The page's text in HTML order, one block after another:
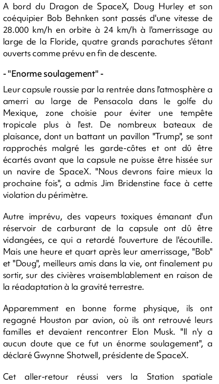
A bord du Dragon de SpaceX, Doug Hurley et son
coéquipier Bob Behnken sont passés d'une vitesse de
28.000 km/h en orbite à 24 km/h à l'amerrissage au
large de la Floride, quatre grands parachutes s'étant
ouverts comme prévu en fin de descente.
- "Enorme soulagement" -
Leur capsule roussie par la rentrée dans l'atmosphère a
amerri au large de Pensacola dans le golfe du
Mexique, zone choisie pour éviter une tempête
tropicale plus à l'est. De nombreux bateaux de
plaisance, dont un battant un pavillon "Trump", se sont
rapprochés malgré les garde-côtes et ont dû être
écartés avant que la capsule ne puisse être hissée sur
un navire de SpaceX. "Nous devrons faire mieux la
prochaine fois", a admis Jim Bridenstine face à cette
violation du périmètre.
Autre imprévu, des vapeurs toxiques émanant d'un
réservoir de carburant de la capsule ont dû être
vidangées, ce qui a retardé l'ouverture de l'écoutille.
Mais une heure et quart après leur amerrissage, "Bob"
et "Doug", meilleurs amis dans la vie, ont finalement pu
sortir, sur des civières vraisemblablement en raison de
la réadaptation à la gravité terrestre.
Apparemment en bonne forme physique, ils ont
regagné Houston par avion, où ils ont retrouvé leurs
familles et devaient rencontrer Elon Musk. "Il n'y a
aucun doute que ce fut un énorme soulagement", a
déclaré Gwynne Shotwell, présidente de SpaceX.
Cet aller-retour réussi vers la Station spatiale